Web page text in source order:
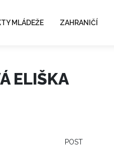
MLÁDEŽE ZAHRANIČÍ
ELIŠKA
POST